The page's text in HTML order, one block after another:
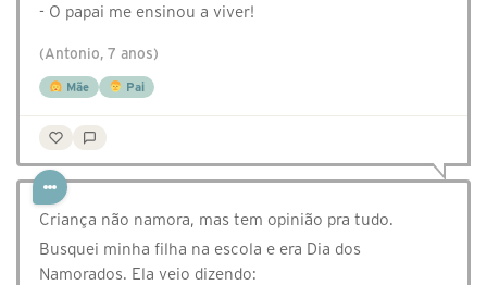
- O papai me ensinou a viver!
(Antonio, 7 anos)
Mãe Pai
Criança não namora, mas tem opinião pra tudo.
Busquei minha filha na escola e era Dia dos
Namorados. Ela veio dizendo: